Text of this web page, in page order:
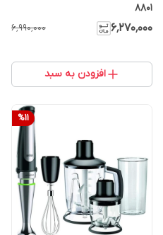
۸۸۰۱
۶٬۲۷۰٬۰۰۰ ۶٬۹۹۰٬۰۰۰
افزودن به سبد
%11